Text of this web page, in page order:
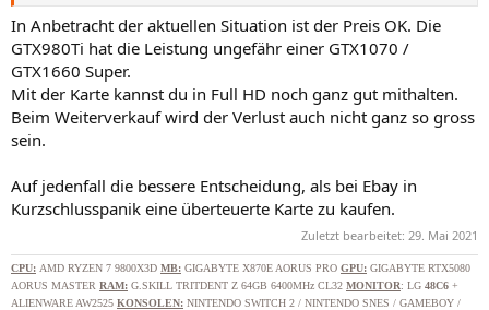
In Anbetracht der aktuellen Situation ist der Preis OK. Die
GTX980Ti hat die Leistung ungefähr einer GTX1070 /
GTX1660 Super.
Mit der Karte kannst du in Full HD noch ganz gut mithalten.
Beim Weiterverkauf wird der Verlust auch nicht ganz so gross
sein.
Auf jedenfall die bessere Entscheidung, als bei Ebay in
Kurzschlusspanik eine überteuerte Karte zu kaufen.
Zuletzt bearbeitet: 29. Mai 2021
CPU: AMD RYZEN 7 9800X3D MB: GIGABYTE X870E AORUS PRO GPU: GIGABYTE RTX5080
AORUS MASTER RAM: G.SKILL TRITDENT Z 64GB 6400MHz CL32 MONITOR: LG 48C6 +
ALIENWARE AW2525 KONSOLEN: NINTENDO SWITCH 2 / NINTENDO SNES / GAMEBOY /